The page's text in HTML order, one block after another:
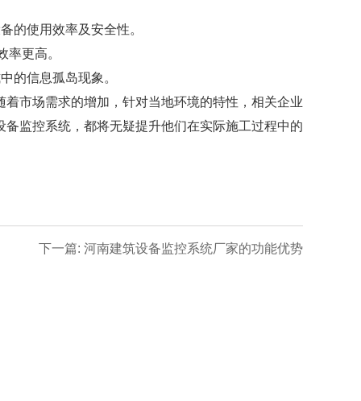
使用效率及安全性。
更高。
信息孤岛现象。
市场需求的增加，针对当地环境的特性，相关企业
监控系统，都将无疑提升他们在实际施工过程中的
下一篇: 河南建筑设备监控系统厂家的功能优势